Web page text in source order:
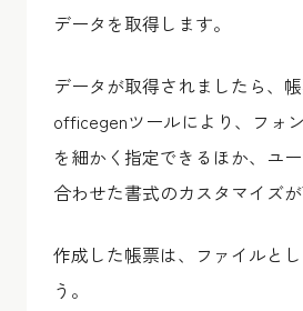
データを取得します。
データが取得されましたら、
officegenツールにより、フォ
を細かく指定できるほか、ユ
合わせた書式のカスタマイズが
作成した帳票は、ファイルと
う。